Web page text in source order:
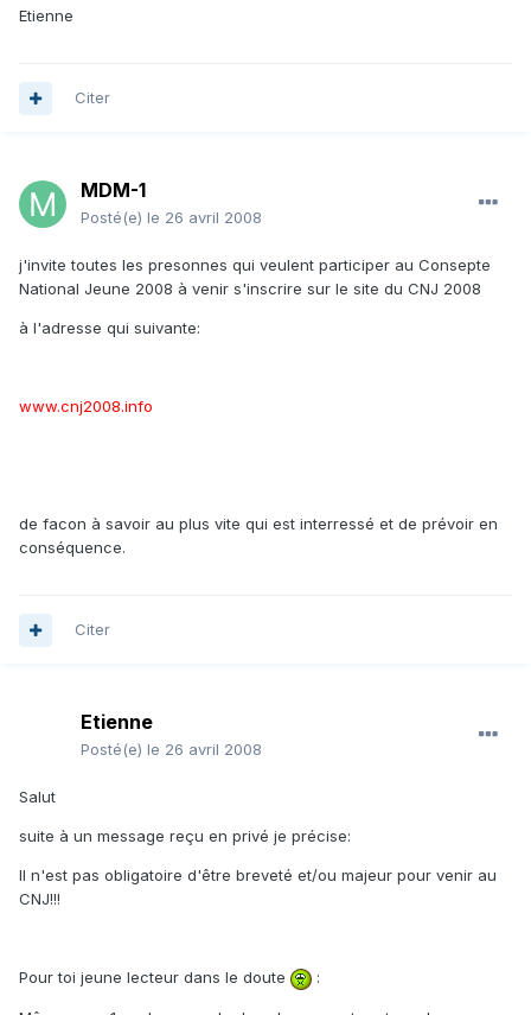
Etienne
Citer
MDM-1
Posté(e) le 26 avril 2008
j'invite toutes les presonnes qui veulent participer au Consepte
National Jeune 2008 à venir s'inscrire sur le site du CNJ 2008
à l'adresse qui suivante:
www.cnj2008.info
de facon à savoir au plus vite qui est interressé et de prévoir en
conséquence.
Citer
Etienne
Posté(e) le 26 avril 2008
Salut
suite à un message reçu en privé je précise:
Il n'est pas obligatoire d'être breveté et/ou majeur pour venir au
CNJ!!!
Pour toi jeune lecteur dans le doute :